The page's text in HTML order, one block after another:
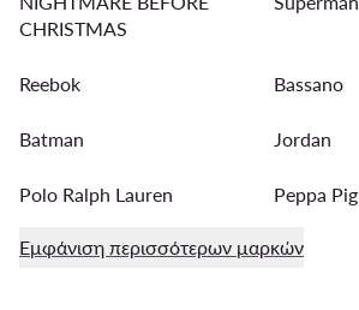
CHRISTMAS
Reebok Bassano
Batman Jordan
Polo Ralph Lauren Peppa Pig
Εμφάνιση περισσότερων μαρκών